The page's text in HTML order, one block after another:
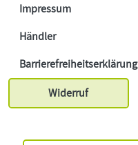
Impressum
Händler
Barrierefreiheitserklärung
Widerruf